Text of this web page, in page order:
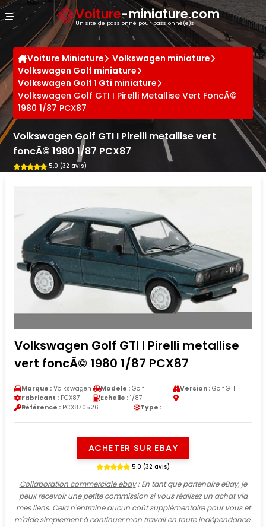
Voiture-miniature.com
Un site de passionné pour passionné(e)s
Voiture Miniature
Volkswagen miniature
Volkswagen Golf miniature
Volkswagen Golf 1 Gti miniature
Volkswagen Golf GTI I Pirelli Metallise Vert FoncÃ©
1980 1/87 PCX87
Volkswagen Golf GTI I Pirelli metallise vert
foncÃ© 1980 1/87 PCX87
5.0 (32 avis)
Volkswagen Golf GTI I Pirelli metallise
vert foncÃ© 1980 1/87 PCX87
Marque : Volkswagen Modele : Golf Version :Golf GTI
Fabricant : PCX87 Echelle : 1/87
Référence : PCX870526 Type :
ACHETER SUR EBAY
5.0 (32 avis)
Collaboration commerciale ebay: En tant que partenaire eBay, je
peux recevoir une petite commission si vous réalisez un achat via
mes liens. Cela n'entraîne aucun coût supplémentaire pour vous et
m'aide simplement à continuer mon travail en toute indépendance.
Panneau de gestion des cookies